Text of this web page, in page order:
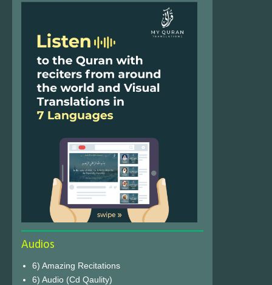
Audios
6) Amazing Recitations
6) Audio (Cd Qaulity)